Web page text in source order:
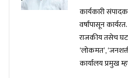
कार्यकारी संपादक
वर्षांपासून
राजकीय तसेच
‘लोकमत’,
कार्यालय प्रमुख